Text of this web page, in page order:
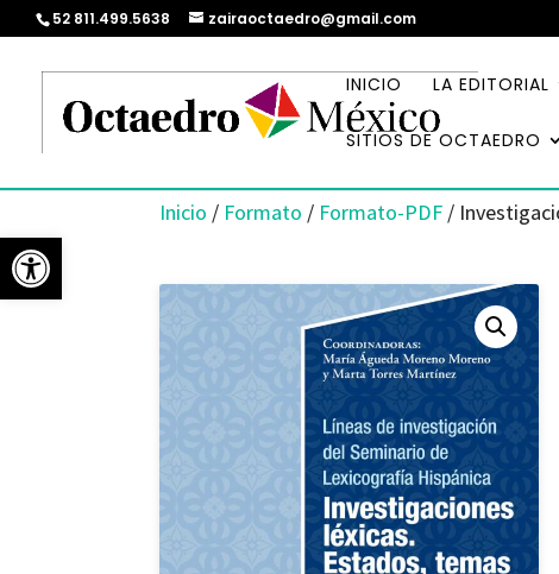
Abrir barra de herramientas
52 811.499.5638 zairaoctaedro@gmail.com
INICIO LA EDITORIAL
SITIOS DE OCTAEDRO
Inicio / Formato / Formato-PDF /